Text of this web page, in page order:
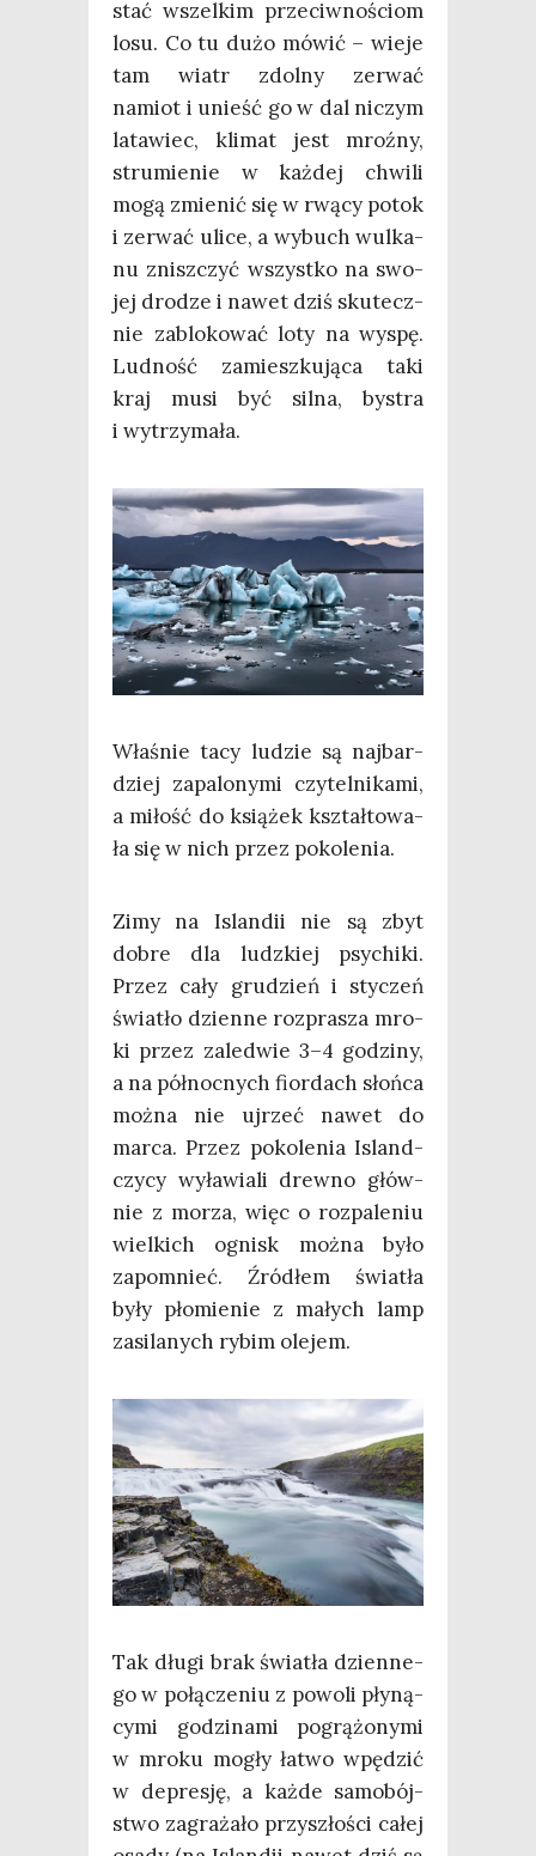
stać wszel­kim prze­ciw­no­ściom
losu. Co tu dużo mówić – wie­je
tam wiatr zdol­ny zerwać
namiot i unieść go w dal niczym
lata­wiec, kli­mat jest mroź­ny,
stru­mie­nie w każ­dej chwi­li
mogą zmie­nić się w rwą­cy potok
i zerwać uli­ce, a wybuch wul­ka­
nu znisz­czyć wszyst­ko na swo­
jej dro­dze i nawet dziś sku­tecz­
nie zablo­ko­wać loty na wyspę.
Lud­ność zamiesz­ku­ją­ca taki
kraj musi być sil­na, bystra
i wytrzymała.
Wła­śnie tacy ludzie są naj­bar­
dziej zapa­lo­ny­mi czy­tel­ni­ka­mi,
a miłość do ksią­żek kształ­to­wa­
ła się w nich przez pokolenia.
Zimy na Islan­dii nie są zbyt
dobre dla ludz­kiej psy­chi­ki.
Przez cały gru­dzień i sty­czeń
świa­tło dzien­ne roz­pra­sza mro­
ki przez zale­d­wie 3–4 godzi­ny,
a na pół­noc­nych fior­dach słoń­ca
moż­na nie ujrzeć nawet do
mar­ca. Przez poko­le­nia Island­
czy­cy wyła­wia­li drew­no głów­
nie z morza, więc o roz­pa­le­niu
wiel­kich ognisk moż­na było
zapo­mnieć. Źró­dłem świa­tła
były pło­mie­nie z małych lamp
zasi­la­nych rybim olejem.
Tak dłu­gi brak świa­tła dzien­ne­
go w połą­cze­niu z powo­li pły­ną­
cy­mi godzi­na­mi pogrą­żo­ny­mi
w mro­ku mogły łatwo wpę­dzić
w depre­sję, a każ­de samo­bój­
stwo zagra­ża­ło przy­szło­ści całej